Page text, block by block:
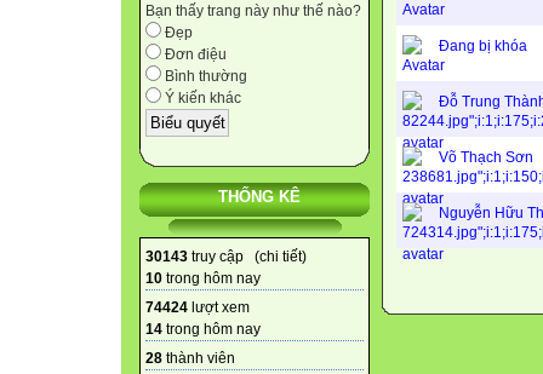
Bạn thấy trang này như thế nào?
Đẹp
Đơn điệu
Bình thường
Ý kiến khác
THỐNG KÊ
30143 truy cập (chi tiết)
10 trong hôm nay
74424 lượt xem
14 trong hôm nay
28 thành viên
Đang bị khóa
Đỗ Trung
Võ Thạch Sơn
Nguyễn Hữu